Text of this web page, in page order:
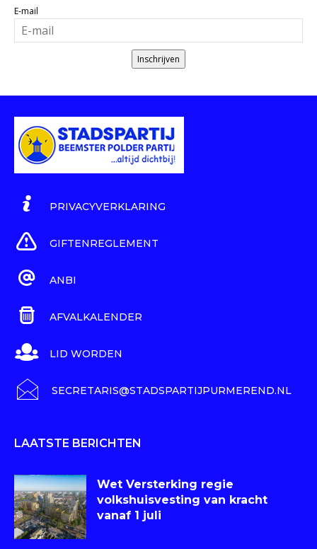
E-mail
Inschrijven
PRIVACYVERKLARING
GIFTENREGLEMENT
ANBI
AFVALKALENDER
LID WORDEN
SECRETARIS@STADSPARTIJPURMEREND.NL
LAATSTE BERICHTEN
Wet Versterking regie
volkshuisvesting van kracht
vanaf 1 juli